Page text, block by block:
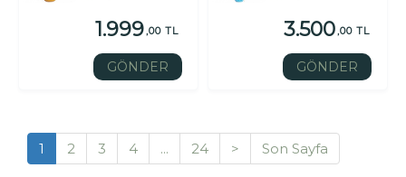
1.999,00 TL
GÖNDER
3.500,00 TL
GÖNDER
1 2 3 4 ... 24 > Son Sayfa